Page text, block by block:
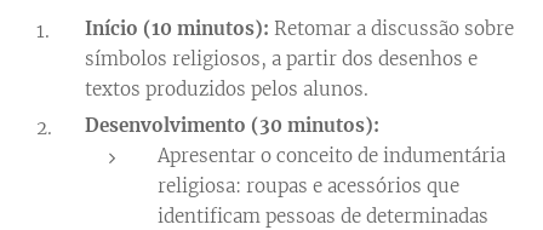
Início (10 minutos): Retomar a discussão sobre
símbolos religiosos, a partir dos desenhos e
textos produzidos pelos alunos.
Desenvolvimento (30 minutos):
Apresentar o conceito de indumentária
religiosa: roupas e acessórios que
identificam pessoas de determinadas